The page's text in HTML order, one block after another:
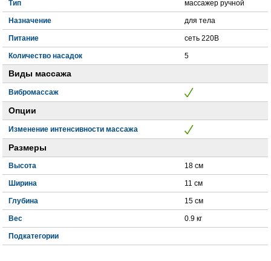
Тип массажер ручной
Назначение для тела
Питание сеть 220В
Количество насадок 5
Виды массажа
Вибромассаж
Опции
Изменение интенсивности массажа
Размеры
Высота 18 см
Ширина 11 см
Глубина 15 см
Вес 0.9 кг
Подкатегории